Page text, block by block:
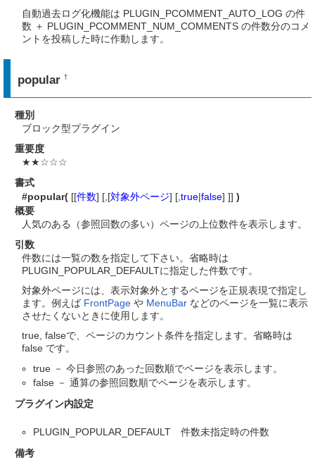
自動過去ログ化機能は PLUGIN_PCOMMENT_AUTO_LOG の件
数 ＋ PLUGIN_PCOMMENT_NUM_COMMENTS の件数分のコメ
ントを投稿した時に作動します。
popular†
種別
ブロック型プラグイン
重要度
★★☆☆☆
書式
#popular( [[件数] [,[対象外ページ] [,true|false] ]] )
概要
人気のある（参照回数の多い）ページの上位数件を表示します。
引数
件数には一覧の数を指定して下さい。省略時は
PLUGIN_POPULAR_DEFAULTに指定した件数です。
対象外ページには、表示対象外とするページを正規表現で指定し
ます。例えば FrontPage や MenuBar などのページを一覧に表示
させたくないときに使用します。
true, falseで、ページのカウント条件を指定します。省略時は
false です。
true － 今日参照のあった回数順でページを表示します。
false － 通算の参照回数順でページを表示します。
プラグイン内設定
PLUGIN_POPULAR_DEFAULT 件数未指定時の件数
備考